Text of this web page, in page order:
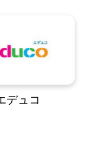
デュコ